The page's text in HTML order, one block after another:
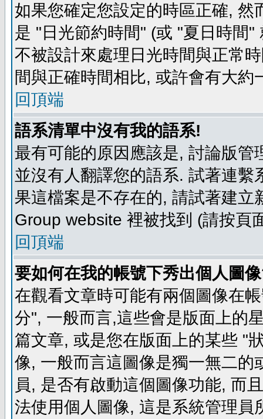
如果您確定您設定的時區正確,
是 "日光節約時間" (或 "夏日時間
不被設計來處理日光時間與正常
間與正確時間相比, 或許會有大約
回頂端
語系清單中沒有我的語系!
最有可能的原因應該是, 討論版
並沒有人翻譯您的語系. 試著連
果這檔案是不存在的, 請試著建
Group website 裡被找到 (請按頁
回頂端
要如何在我的帳號下秀出個人圖
在觀看文章時可能有兩個圖像在
分", 一般而言,這些會是版面上的
篇文章, 或是您在版面上的某些 "
像, 一般而言這圖像是獨一無二
員, 是否有啟動這個圖像功能, 而
法使用個人圖像, 這是系統管理